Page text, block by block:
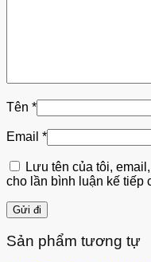
Tên *
Email *
Lưu tên của tôi,
cho lần bình luận kế tiếp
Sản phẩm tương tự